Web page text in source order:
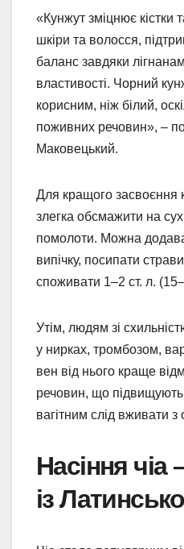
«Кунжут зміцнює кістки
шкіри та волосся,
баланс завдяки
властивості. Чорний
корисним, ніж білий,
поживних речовин», –
Маковецький.
Для кращого засвоєння
злегка обсмажити на
помолоти. Можна
випічку, посипати
споживати 1–2 ст. л.
Утім, людям зі
у нирках, тромбозом,
вен від нього краще
речовин, що підвищують
вагітним слід вживати
Насіння
із